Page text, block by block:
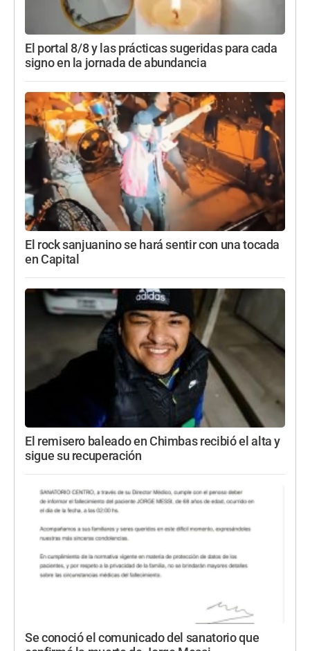
El portal 8/8 y las prácticas sugeridas para cada
signo en la jornada de abundancia
El rock sanjuanino se hará sentir con una tocada
en Capital
El remisero baleado en Chimbas recibió el alta y
sigue su recuperación
Se conoció el comunicado del sanatorio que